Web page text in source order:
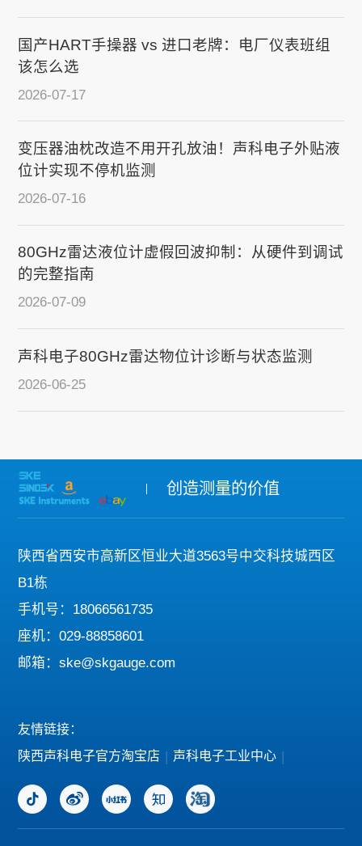
国产HART手操器 vs 进口老牌：电厂仪表班组
该怎么选
2026-07-17
变压器油枕改造不用开孔放油！声科电子外贴液
位计实现不停机监测
2026-07-16
80GHz雷达液位计虚假回波抑制：从硬件到调试
的完整指南
2026-07-09
声科电子80GHz雷达物位计诊断与状态监测
2026-06-25
创造测量的价值
陕西省西安市高新区恒业大道3563号中交科技城西区
B1栋
手机号：18066561735
座机：029-88858601
邮箱：ske@skgauge.com
友情链接：
陕西声科电子官方淘宝店
声科电子工业中心